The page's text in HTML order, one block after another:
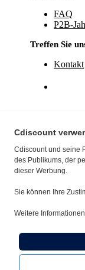
FAQ
P2B-
Treffen Sie
Kontakt
Cdiscount
Cdiscount und seine
des Publikums, der
dieser Werbung.
Sie können Ihre
Weitere